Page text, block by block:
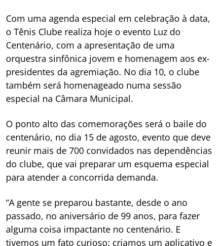
Com uma agenda especial em celebração à data,
o Tênis Clube realiza hoje o evento Luz do
Centenário, com a apresentação de uma
orquestra sinfônica jovem e homenagem aos ex-
presidentes da agremiação. No dia 10, o clube
também será homenageado numa sessão
especial na Câmara Municipal.
O ponto alto das comemorações será o baile do
centenário, no dia 15 de agosto, evento que deve
reunir mais de 700 convidados nas dependências
do clube, que vai preparar um esquema especial
para atender a concorrida demanda.
“A gente se preparou bastante, desde o ano
passado, no aniversário de 99 anos, para fazer
alguma coisa impactante no centenário. E
tivemos um fato curioso: criamos um aplicativo e